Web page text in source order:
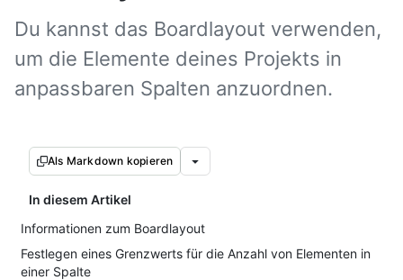
Du kannst das Boardlayout verwenden,
um die Elemente deines Projekts in
anpassbaren Spalten anzuordnen.
Als Markdown kopieren
In diesem Artikel
Informationen zum Boardlayout
Festlegen eines Grenzwerts für die Anzahl von Elementen in
einer Spalte